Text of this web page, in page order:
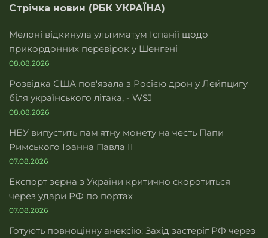
Стрічка новин (РБК УКРАЇНА)
Мелоні відкинула ультиматум Іспанії щодо
прикордонних перевірок у Шенгені
08.08.2026
Розвідка США пов'язала з Росією дрон у Лейпцигу
біля українського літака, - WSJ
08.08.2026
НБУ випустить пам'ятну монету на честь Папи
Римського Іоанна Павла II
07.08.2026
Експорт зерна з України критично скоротиться
через удари РФ по портах
07.08.2026
Готують повноцінну анексію: Захід застеріг РФ через